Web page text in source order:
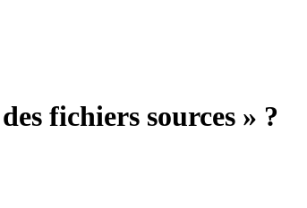
fichiers sources » ?